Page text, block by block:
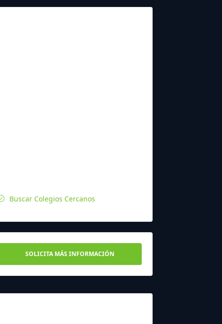
Buscar Colegios Cercanos
SOLICITA MÁS INFORMACIÓN